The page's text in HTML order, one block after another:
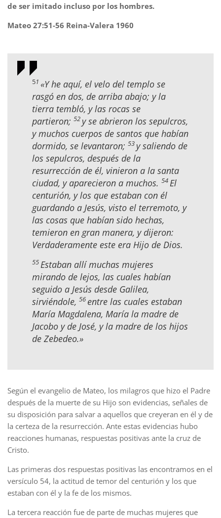
de ser imitado incluso por los hombres.
Mateo 27:51-56 Reina-Valera 1960
51 «Y he aquí, el velo del templo se
rasgó en dos, de arriba abajo; y la
tierra tembló, y las rocas se
partieron; 52 y se abrieron los sepulcros,
y muchos cuerpos de santos que habían
dormido, se levantaron; 53 y saliendo de
los sepulcros, después de la
resurrección de él, vinieron a la santa
ciudad, y aparecieron a muchos. 54El
centurión, y los que estaban con él
guardando a Jesús, visto el terremoto, y
las cosas que habían sido hechas,
temieron en gran manera, y dijeron:
Verdaderamente este era Hijo de Dios.
55Estaban allí muchas mujeres
mirando de lejos, las cuales habían
seguido a Jesús desde Galilea,
sirviéndole, 56 entre las cuales estaban
María Magdalena, María la madre de
Jacobo y de José, y la madre de los hijos
de Zebedeo.»
Según el evangelio de Mateo, los milagros que hizo el Padre
después de la muerte de su Hijo son evidencias, señales de
su disposición para salvar a aquellos que creyeran en él y de
la certeza de la resurrección. Ante estas evidencias hubo
reacciones humanas, respuestas positivas ante la cruz de
Cristo.
Las primeras dos respuestas positivas las encontramos en el
versículo 54, la actitud de temor del centurión y los que
estaban con él y la fe de los mismos.
La tercera reacción fue de parte de muchas mujeres que